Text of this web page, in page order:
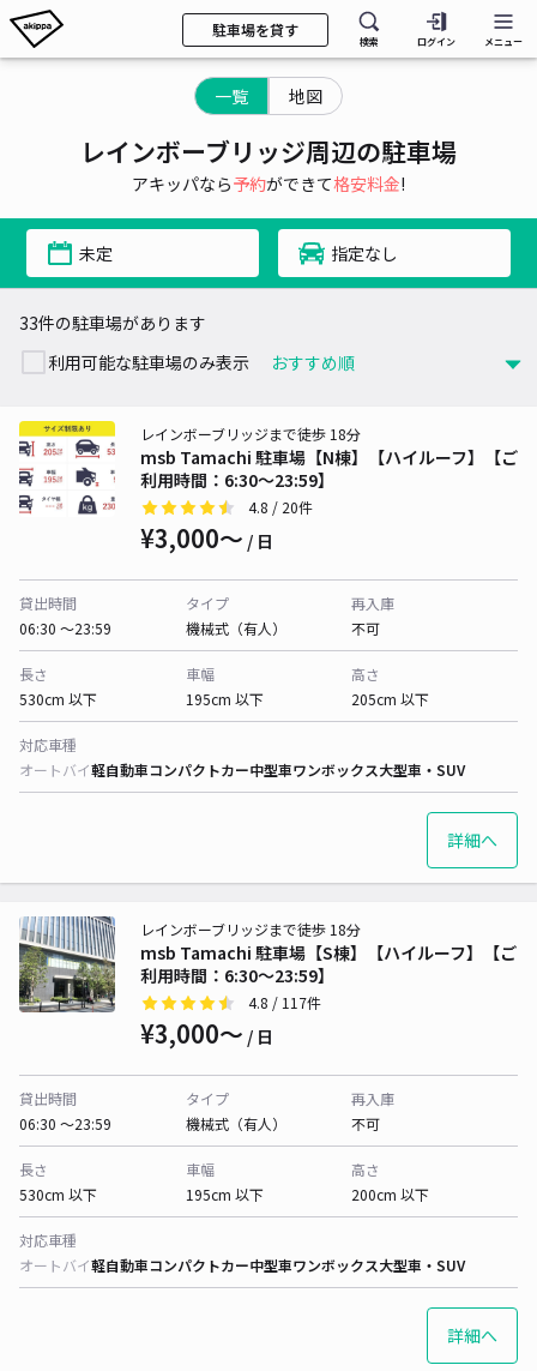
駐車場を貸す
検索 ログイン メニュー
一覧 地図
レインボーブリッジ周辺の駐車場
アキッパなら予約ができて格安料金!
未定 指定なし
33件の駐車場があります
利用可能な駐車場のみ表示
msb Tamachi 駐車場【N棟】【ハイルーフ】【ご
利用時間：6:30～23:59】
レインボーブリッジまで徒歩 18分
4.8 / 20件
¥3,000〜 / 日
貸出時間
06:30 〜23:59
タイプ
機械式（有人）
再入庫
不可
長さ
530cm 以下
車幅
195cm 以下
高さ
205cm 以下
対応車種
オートバイ軽自動車コンパクトカー中型車ワンボックス大型車・SUV
詳細へ
msb Tamachi 駐車場【S棟】【ハイルーフ】【ご
利用時間：6:30～23:59】
レインボーブリッジまで徒歩 18分
4.8 / 117件
¥3,000〜 / 日
貸出時間
06:30 〜23:59
タイプ
機械式（有人）
再入庫
不可
長さ
530cm 以下
車幅
195cm 以下
高さ
200cm 以下
対応車種
オートバイ軽自動車コンパクトカー中型車ワンボックス大型車・SUV
詳細へ